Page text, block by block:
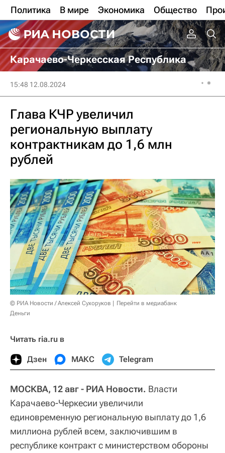
Политика В мире Экономика Общество
Карачаево-Черкесская Республика
15:48 12.08.2024
Глава КЧР увеличил
региональную выплату
контрактникам до 1,6 млн
рублей
© РИА Новости / Алексей Сухоруков
Перейти в медиабанк
Деньги
Читать ria.ru в
Дзен МАКС Telegram
МОСКВА, 12 авг - РИА Новости. Власти
Карачаево-Черкесии увеличили
единовременную региональную выплату до 1,6
миллиона рублей всем, заключившим в
республике контракт с министерством обороны